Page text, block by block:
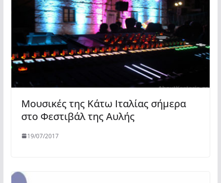
Μουσικές της Κάτω Ιταλίας σήμερα
στο Φεστιβάλ της Αυλής
19/07/2017